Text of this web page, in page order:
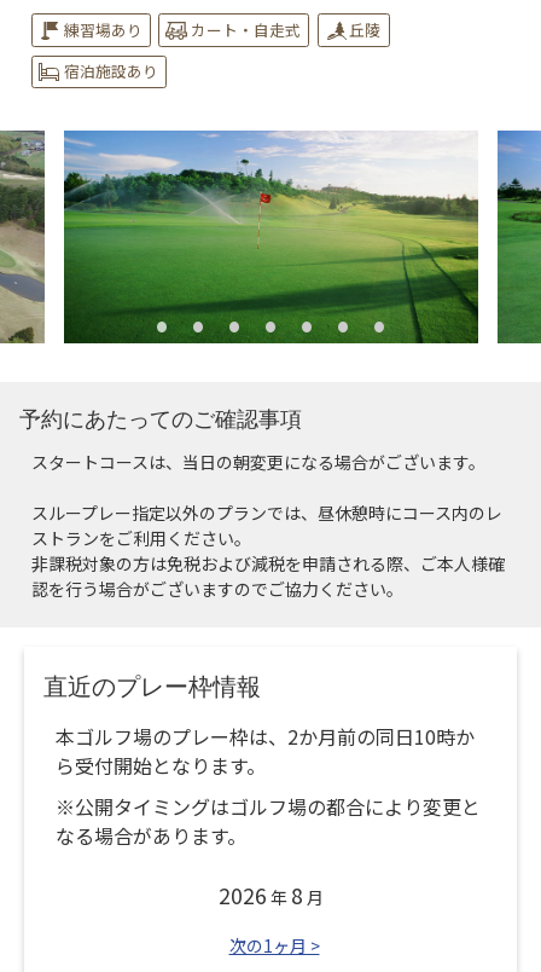
練習場あり カート・自走式
丘陵
宿泊施設あり
予約にあたってのご確認事項
スタートコースは、当日の朝変更になる場合がございます。
スループレー指定以外のプランでは、昼休憩時にコース内のレ
ストランをご利用ください。
非課税対象の方は免税および減税を申請される際、ご本人様確
認を行う場合がございますのでご協力ください。
直近のプレー枠情報
本ゴルフ場のプレー枠は、2か月前の同日10時か
ら受付開始となります。
※公開タイミングはゴルフ場の都合により変更と
なる場合があります。
2026 年 8 月
次の1ヶ月 >